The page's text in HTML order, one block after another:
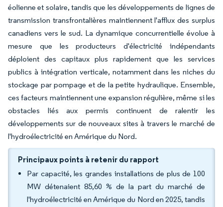
éolienne et solaire, tandis que les développements de lignes de
transmission transfrontalières maintiennent l'afflux des surplus
canadiens vers le sud. La dynamique concurrentielle évolue à
mesure que les producteurs d'électricité indépendants
déploient des capitaux plus rapidement que les services
publics à intégration verticale, notamment dans les niches du
stockage par pompage et de la petite hydraulique. Ensemble,
ces facteurs maintiennent une expansion régulière, même si les
obstacles liés aux permis continuent de ralentir les
développements sur de nouveaux sites à travers le marché de
l'hydroélectricité en Amérique du Nord.
Principaux points à retenir du rapport
Par capacité, les grandes installations de plus de 100
MW détenaient 85,60 % de la part du marché de
l'hydroélectricité en Amérique du Nord en 2025, tandis